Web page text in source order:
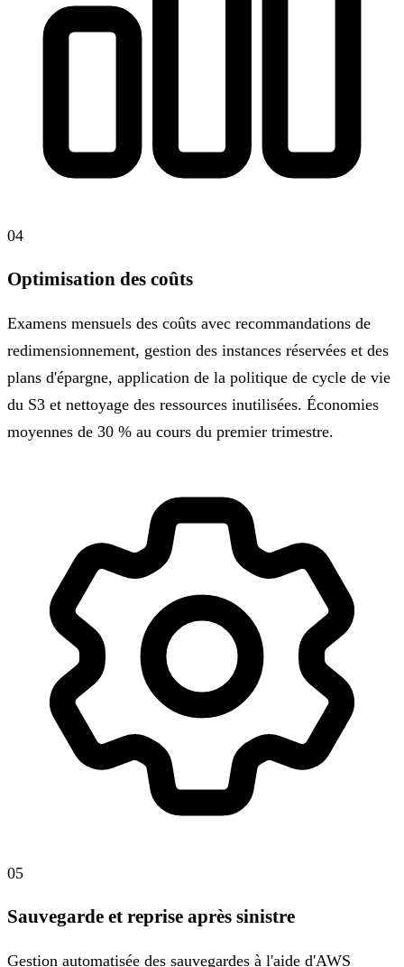
04
Optimisation des coûts
Examens mensuels des coûts avec recommandations de
redimensionnement, gestion des instances réservées et des
plans d'épargne, application de la politique de cycle de vie
du S3 et nettoyage des ressources inutilisées. Économies
moyennes de 30 % au cours du premier trimestre.
05
Sauvegarde et reprise après sinistre
Gestion automatisée des sauvegardes à l'aide d'AWS